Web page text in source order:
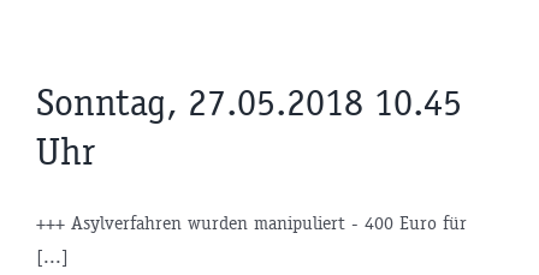
Sonntag, 27.05.2018 10.45
Uhr
+++ Asylverfahren wurden manipuliert - 400 Euro für
[...]